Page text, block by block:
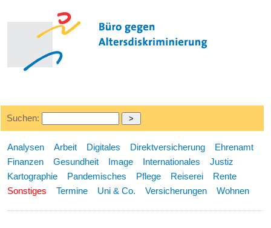
Suchen:
Analysen Arbeit Digitales Direktversicherung
Ehrenamt
Finanzen
Gesundheit Image Internationales
Justiz
Kartographie
Pandemisches Pflege Reiserei
Rente
Sonstiges
Termine Uni & Co. Versicherungen Wohnen